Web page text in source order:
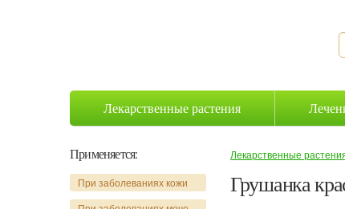
Лекарственные растения
Применяется:
При заболеваниях кожи
Лекарственные
Грушанка